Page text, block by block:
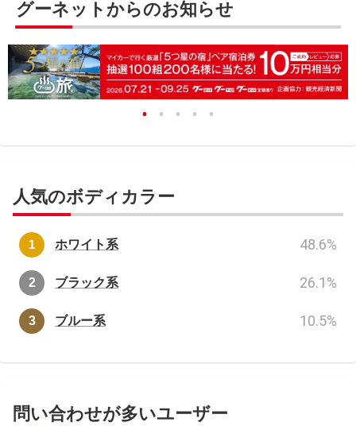
グーネットからのお知らせ
人気のボディカラー
ホワイト系 48.6%
ブラック系 26.1%
ブルー系 10.5%
問い合わせが多いユーザー